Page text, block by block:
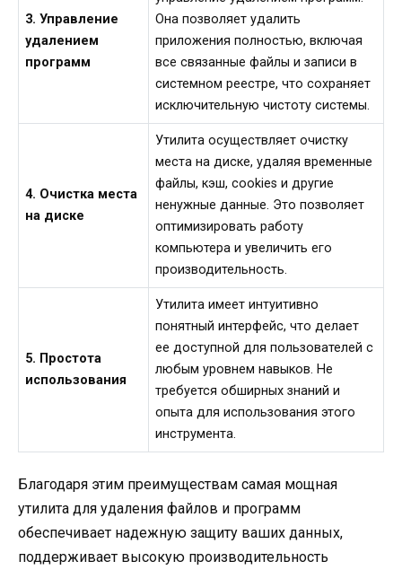
3. Управление
удалением
программ
Она позволяет удалить
приложения полностью, включая
все связанные файлы и записи в
системном реестре, что сохраняет
исключительную чистоту системы.
4. Очистка места
на диске
Утилита осуществляет очистку
места на диске, удаляя временные
файлы, кэш, cookies и другие
ненужные данные. Это позволяет
оптимизировать работу
компьютера и увеличить его
производительность.
5. Простота
использования
Утилита имеет интуитивно
понятный интерфейс, что делает
ее доступной для пользователей с
любым уровнем навыков. Не
требуется обширных знаний и
опыта для использования этого
инструмента.
Благодаря этим преимуществам самая мощная
утилита для удаления файлов и программ
обеспечивает надежную защиту ваших данных,
поддерживает высокую производительность